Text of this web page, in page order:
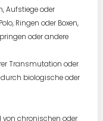
Aufstiege oder
Ringen oder Boxen,
oder andere
Transmutation oder
biologische oder
von chronischen oder